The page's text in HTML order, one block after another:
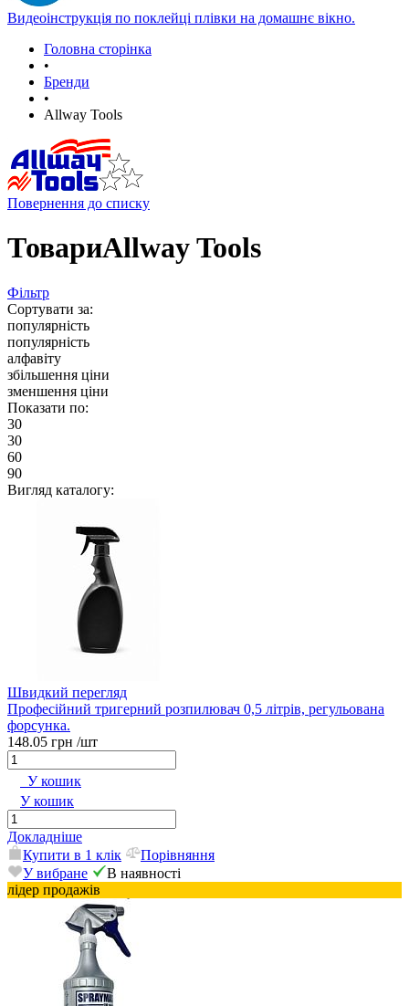
Видеоінструкція по поклейці плівки на домашнє вікно.
Головна сторінка
•
Бренди
•
Allway Tools
Повернення до списку
ТовариAllway Tools
Фільтр
Сортувати за:
популярність
популярність
алфавіту
збільшення ціни
зменшення ціни
Показати по:
30
30
60
90
Вигляд каталогу:
Швидкий перегляд
Професійний тригерний розпилювач 0,5 літрів, регульована
форсунка.
148.05 грн /шт
У кошик
У кошик
Докладніше
Купити в 1 клік
Порівняння
У вибране
В наявності
лідер продажів